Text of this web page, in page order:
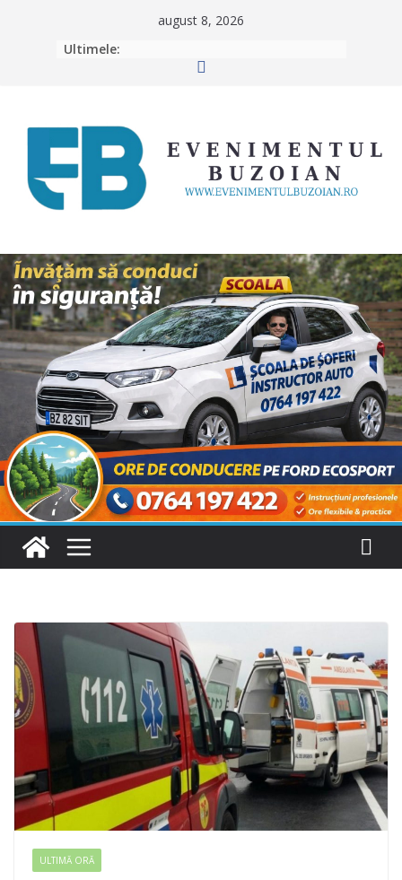
august 8, 2026
Ultimele:
ULTIMĂ ORĂ